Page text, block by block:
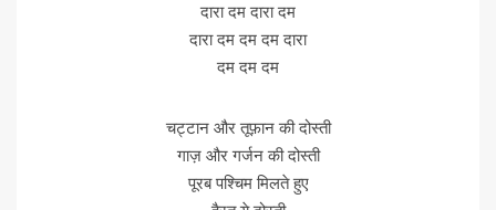
दारा दम दारा दम
दारा दम दम दम दारा
दम दम दम
चट्टान और तूफ़ान की दोस्ती
गाज़ और गर्जन की दोस्ती
पूरब पश्चिम मिलते हुए